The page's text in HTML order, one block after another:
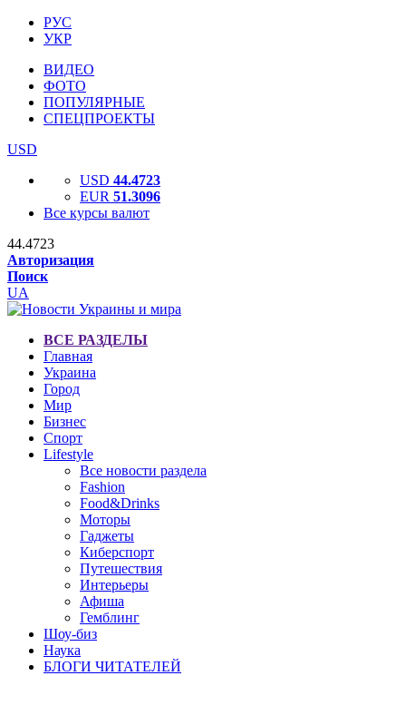
РУС
УКР
ВИДЕО
ФОТО
ПОПУЛЯРНЫЕ
СПЕЦПРОЕКТЫ
USD
USD 44.4723
EUR 51.3096
Все курсы валют
44.4723
Авторизация
Поиск
UA
ВСЕ РАЗДЕЛЫ
Главная
Украина
Город
Мир
Бизнес
Спорт
Lifestyle
Все новости раздела
Fashion
Food&Drinks
Моторы
Гаджеты
Киберспорт
Путешествия
Интерьеры
Афиша
Гемблинг
Шоу-биз
Наука
БЛОГИ ЧИТАТЕЛЕЙ